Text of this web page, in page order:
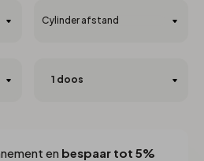
Cylinder afstand
en bespaar tot 5%